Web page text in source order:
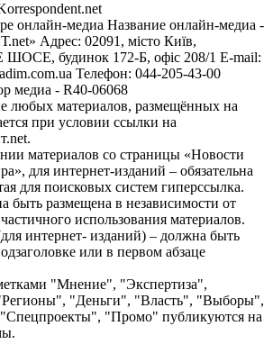
онлайн-медиа Название онлайн-медиа -
Адрес: 02091, місто Київ,
будинок 172-Б, офіс 208/1 E-mail:
Телефон: 044-205-43-00
медиа - R40-06068
любых материалов, размещённых на
при условии ссылки на
материалов со страницы «Новости
для интернет-изданий – обязательна
для поисковых систем гиперссылка.
быть размещена в независимости от
использования материалов.
интернет- изданий) – должна быть
или в первом абзаце
"Мнение", "Экспертиза",
"Деньги", "Власть", "Выборы",
"Промо" публикуются на